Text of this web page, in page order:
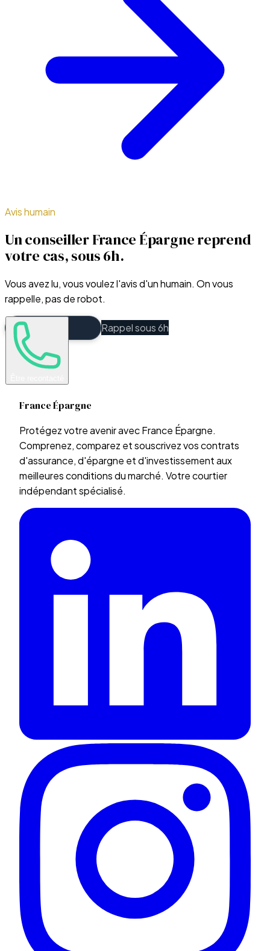
Avis humain
Un conseiller France Épargne reprend
votre cas, sous 6h.
Vous avez lu, vous voulez l'avis d'un humain. On vous
rappelle, pas de robot.
Rappel sous 6h
France Épargne
Protégez votre avenir avec France Épargne.
Comprenez, comparez et souscrivez vos contrats
d'assurance, d'épargne et d'investissement aux
meilleures conditions du marché. Votre courtier
indépendant spécialisé.